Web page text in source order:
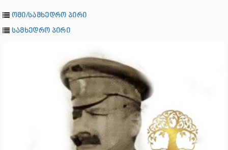
ომი/სამხედრო პირი
სამხედრო პირი